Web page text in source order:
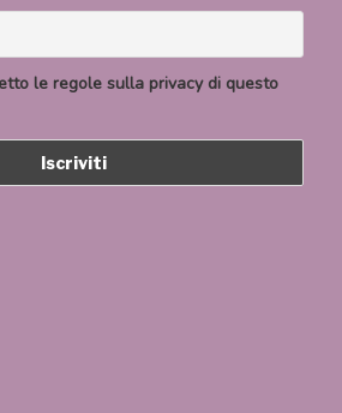
le regole sulla privacy di questo